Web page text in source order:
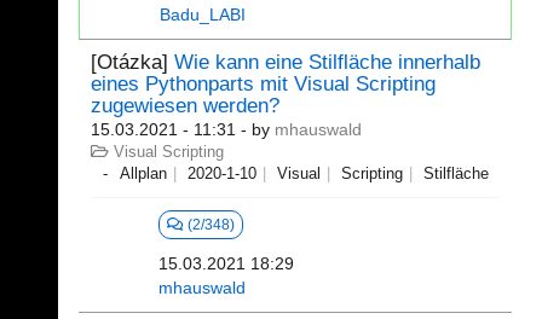
Badu_LABI
[Otázka] Wie kann eine Stilfläche innerhalb
eines Pythonparts mit Visual Scripting
zugewiesen werden?
15.03.2021 - 11:31 - by mhauswald
Visual Scripting
Allplan
2020-1-10 Visual Scripting Stilfläche
(2/348)
15.03.2021 18:29
mhauswald